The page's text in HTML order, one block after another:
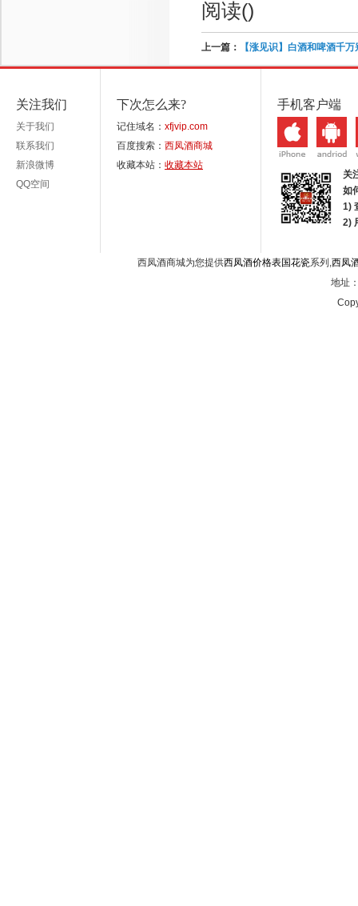
阅读()
上一篇： 【涨见识】白酒和啤酒千
关注我们
关于我们
联系我们
新浪微博
QQ空间
下次怎么来?
记住域名： xfjvip.com
百度搜索： 西凤酒商城
收藏本站： 收藏本站
手机客户端
关
如
1)
2)
西凤酒商城为您提供西凤酒价格表国花瓷系列,西凤
地址